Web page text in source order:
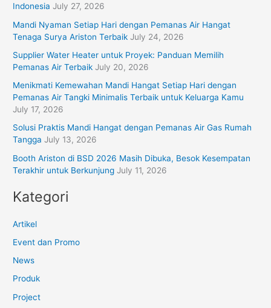
Indonesia July 27, 2026
Mandi Nyaman Setiap Hari dengan Pemanas Air Hangat
Tenaga Surya Ariston Terbaik July 24, 2026
Supplier Water Heater untuk Proyek: Panduan Memilih
Pemanas Air Terbaik July 20, 2026
Menikmati Kemewahan Mandi Hangat Setiap Hari dengan
Pemanas Air Tangki Minimalis Terbaik untuk Keluarga Kamu
July 17, 2026
Solusi Praktis Mandi Hangat dengan Pemanas Air Gas Rumah
Tangga July 13, 2026
Booth Ariston di BSD 2026 Masih Dibuka, Besok Kesempatan
Terakhir untuk Berkunjung July 11, 2026
Kategori
Artikel
Event dan Promo
News
Produk
Project